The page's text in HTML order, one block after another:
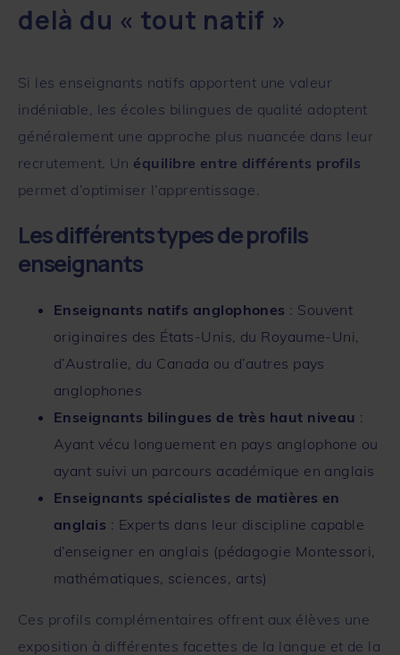
delà du « tout natif »
Si les enseignants natifs apportent une valeur
indéniable, les écoles bilingues de qualité adoptent
généralement une approche plus nuancée dans leur
recrutement. Un équilibre entre différents profils
permet d’optimiser l’apprentissage.
Les différents types de profils
enseignants
Enseignants natifs anglophones : Souvent
originaires des États-Unis, du Royaume-Uni,
d’Australie, du Canada ou d’autres pays
anglophones
Enseignants bilingues de très haut niveau :
Ayant vécu longuement en pays anglophone ou
ayant suivi un parcours académique en anglais
Enseignants spécialistes de matières en
anglais : Experts dans leur discipline capable
d’enseigner en anglais (pédagogie Montessori,
mathématiques, sciences, arts)
Ces profils complémentaires offrent aux élèves une
exposition à différentes facettes de la langue et de la